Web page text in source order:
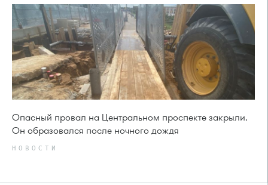
Опасный провал на Центральном проспекте закрыли.
Он образовался после ночного дождя
НОВОСТИ